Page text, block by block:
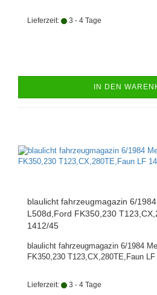
Lieferzeit: 3 - 4 Tage
IN DEN
blaulicht fahrzeugmagazin 6/
L508d,Ford FK350,230
1412/45
blaulicht fahrzeugmagazin 6/1984
FK350,230 T123,CX,280TE,Faun
Lieferzeit: 3 - 4 Tage